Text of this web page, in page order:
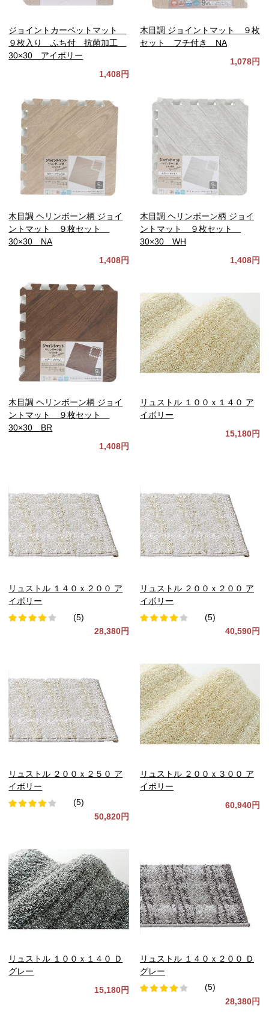
ジョイントカーペットマット
９枚入り ふち付 抗菌加工
30×30 アイボリー
1,408円
木目調 ジョイントマット ９枚
セット フチ付き NA
1,078円
木目調 ヘリンボーン柄 ジョイ
ントマット ９枚セット
30×30 NA
1,408円
木目調 ヘリンボーン柄 ジョイ
ントマット ９枚セット
30×30 WH
1,408円
木目調 ヘリンボーン柄 ジョイ
ントマット ９枚セット
30×30 BR
1,408円
リュストル １００ｘ１４０ ア
イボリー
15,180円
リュストル １４０ｘ２００ ア
イボリー
(5)
28,380円
リュストル ２００ｘ２００ ア
イボリー
(5)
40,590円
リュストル ２００ｘ２５０ ア
イボリー
(5)
50,820円
リュストル ２００ｘ３００ ア
イボリー
60,940円
リュストル １００ｘ１４０ Ｄ
グレー
15,180円
リュストル １４０ｘ２００ Ｄ
グレー
(5)
28,380円